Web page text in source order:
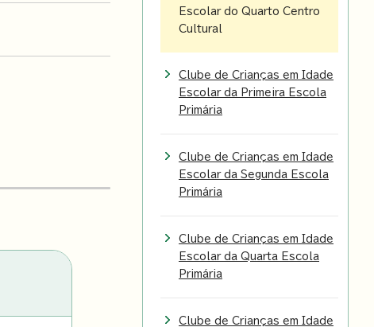
Escolar do Quarto Centro
Cultural
Clube de Crianças em Idade
Escolar da Primeira Escola
Primária
Clube de Crianças em Idade
Escolar da Segunda Escola
Primária
Clube de Crianças em Idade
Escolar da Quarta Escola
Primária
Clube de Crianças em Idade